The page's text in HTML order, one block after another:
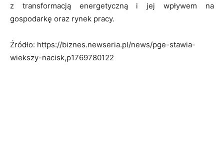
z transformacją energetyczną i jej wpływem na
gospodarkę oraz rynek pracy.
Źródło: https://biznes.newseria.pl/news/pge-stawia-
wiekszy-nacisk,p1769780122